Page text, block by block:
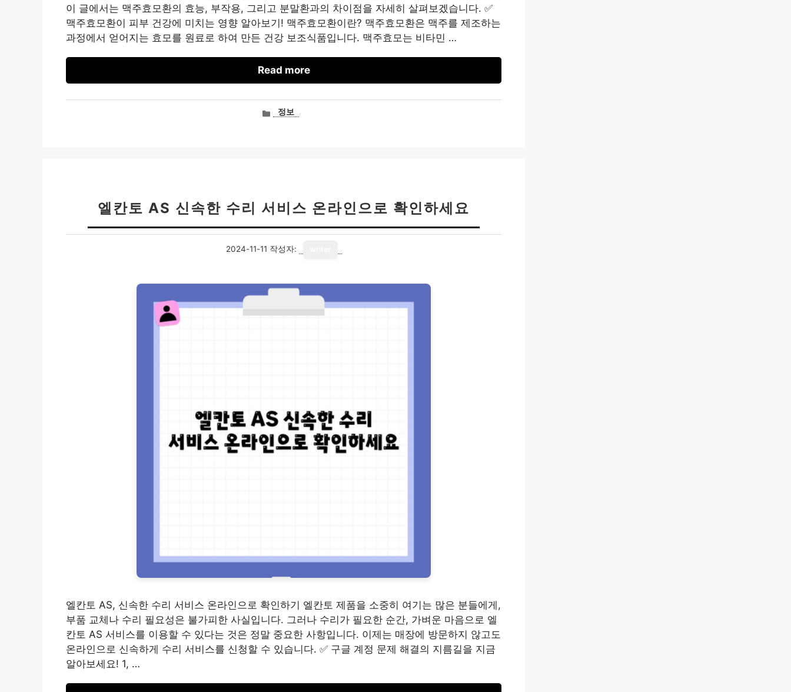
이 글에서는 맥주효모환의 효능, 부작용, 그리고 분말환과의 차이점을 자세히 살펴보겠습니다. ✅
맥주효모환이 피부 건강에 미치는 영향 알아보기! 맥주효모환이란? 맥주효모환은 맥주를 제조하는
과정에서 얻어지는 효모를 원료로 하여 만든 건강 보조식품입니다. 맥주효모는 비타민 …
Read more
카정보
엘칸토 AS 신속한 수리 서비스 온라인으로 확인하세요
2024-11-11 작성자:
엘칸토 AS, 신속한 수리 서비스 온라인으로 확인하기 엘칸토 제품을 소중히 여기는 많은 분들에게,
부품 교체나 수리 필요성은 불가피한 사실입니다. 그러나 수리가 필요한 순간, 가벼운 마음으로 엘
칸토 AS 서비스를 이용할 수 있다는 것은 정말 중요한 사항입니다. 이제는 매장에 방문하지 않고도
온라인으로 신속하게 수리 서비스를 신청할 수 있습니다. ✅ 구글 계정 문제 해결의 지름길을 지금
알아보세요! 1, …